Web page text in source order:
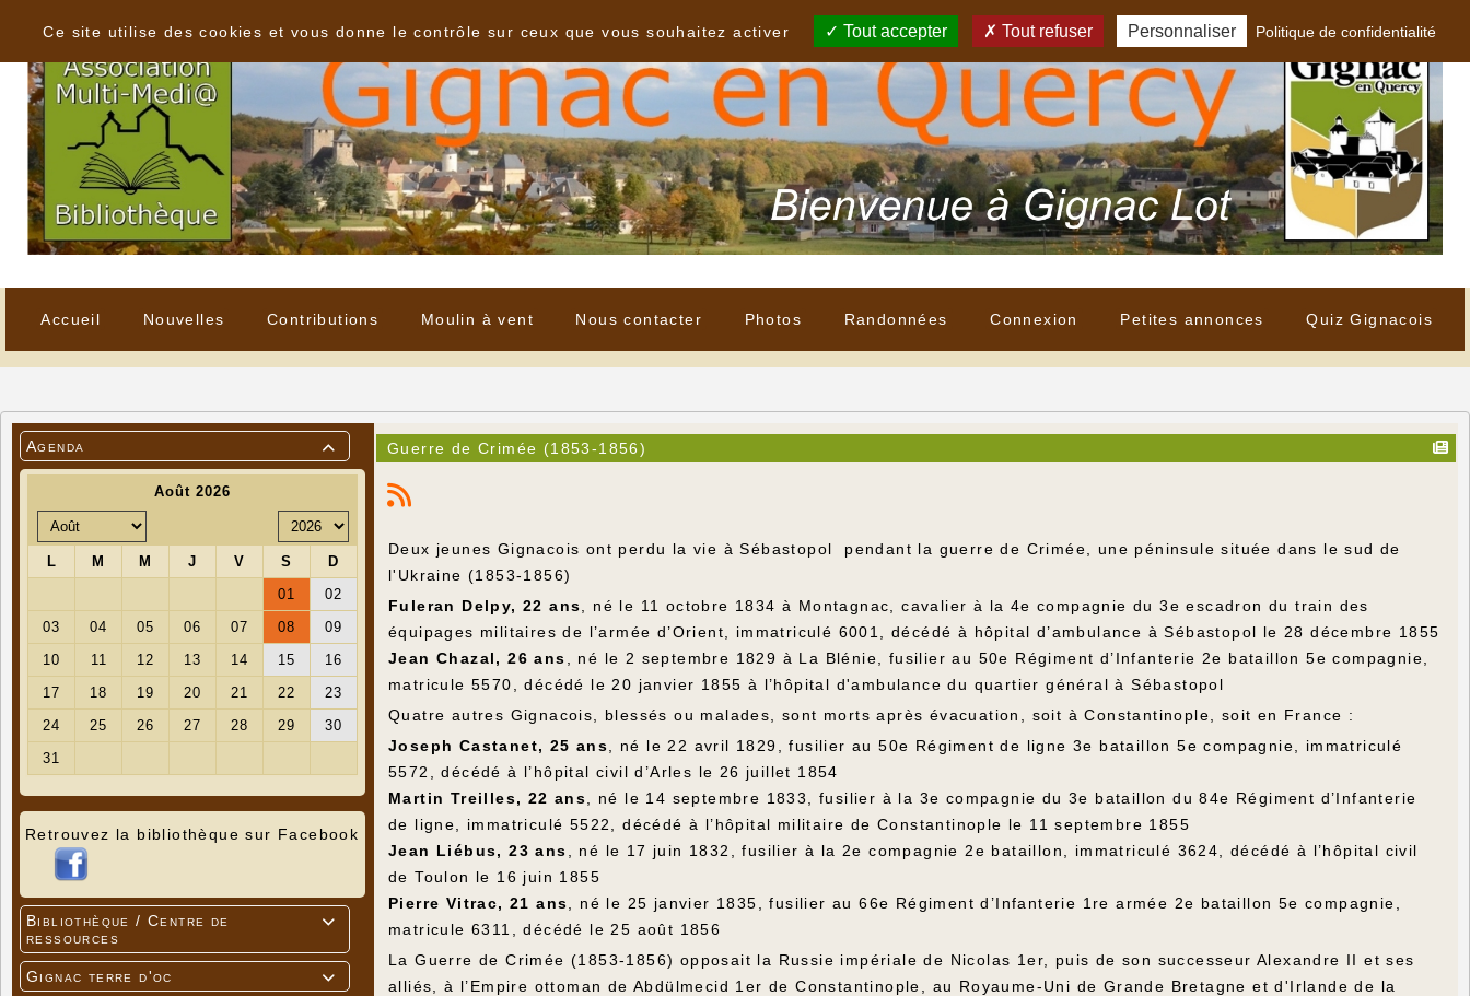
Accueil Nouvelles Contributions Moulin à vent Nous contacter Photos Randonnées Connexion Petites annonces Quiz Gignacois

Agenda
Retrouvez la bibliothèque sur Facebook

Bibliothèque / Centre de
ressources

Gignac terre d'oc
Guerre de Crimée (1853-1856)
Deux jeunes Gignacois ont perdu la vie à Sébastopol pendant la guerre de Crimée, une péninsule située dans le sud de
l'Ukraine (1853-1856)
Fuleran Delpy, 22 ans , né le 11 octobre 1834 à Montagnac, cavalier à la 4e compagnie du 3e escadron du train des
équipages militaires de l’armée d’Orient, immatriculé 6001, décédé à hôpital d’ambulance à Sébastopol le 28 décembre 1855
Jean Chazal, 26 ans
, né le 2 septembre 1829 à La Blénie, fusilier au 50e Régiment d’Infanterie 2e bataillon 5e compagnie,
matricule 5570, décédé le 20 janvier 1855 à l’hôpital d'ambulance du quartier général à Sébastopol
Quatre autres Gignacois, blessés ou malades, sont morts après évacuation, soit à Constantinople, soit en France :
Joseph Castanet, 25 ans , né le 22 avril 1829, fusilier au 50e Régiment de ligne 3e bataillon 5e compagnie, immatriculé
5572, décédé à l’hôpital civil d’Arles le 26 juillet 1854
Martin Treilles, 22 ans , né le 14 septembre 1833, fusilier à la 3e compagnie du 3e bataillon du 84e Régiment d’Infanterie
de ligne, immatriculé 5522, décédé à l’hôpital militaire de Constantinople le 11 septembre 1855
Jean Liébus, 23 ans
, né le 17 juin 1832, fusilier à la 2e compagnie 2e bataillon, immatriculé 3624, décédé à l’hôpital civil
de Toulon le 16 juin 1855
Pierre Vitrac, 21 ans , né le 25 janvier 1835, fusilier au 66e Régiment d’Infanterie 1re armée 2e bataillon 5e compagnie,
matricule 6311, décédé le 25 août 1856
La Guerre de Crimée (1853-1856) opposait la Russie impériale de Nicolas 1er, puis de son successeur Alexandre II et ses
alliés, à l’Empire ottoman de Abdülmecid 1er de Constantinople, au Royaume-Uni de Grande Bretagne et d'Irlande de la
Ce site utilise des cookies et vous donne le contrôle sur ceux que vous souhaitez activer
Tout accepter Tout refuser Personnaliser Politique de confidentialité